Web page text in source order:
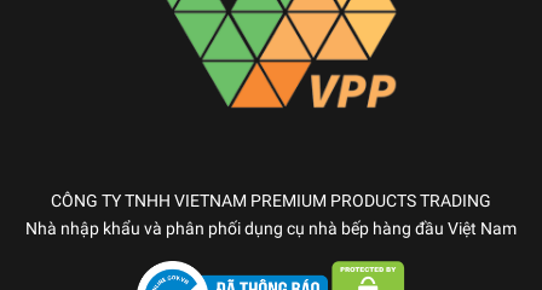
CÔNG TY TNHH VIETNAM PREMIUM PRODUCTS TRADING
Nhà nhập khẩu và phân phối dụng cụ nhà bếp hàng đầu Việt Nam